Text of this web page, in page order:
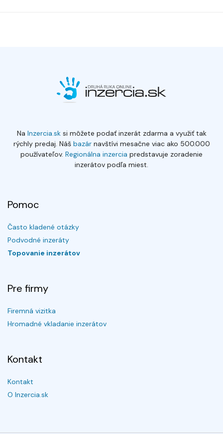
Na Inzercia.sksi môžete podať inzerát zdarma a využiť tak
rýchly predaj. Náš bazárnavštívi mesačne viac ako 500.000
používateľov. Regionálna inzercia predstavuje zoradenie
inzerátov podľa miest.
Pomoc
Často kladené otázky
Podvodné inzeráty
Topovanie inzerátov
Pre firmy
Firemná vizitka
Hromadné vkladanie inzerátov
Kontakt
Kontakt
O Inzercia.sk